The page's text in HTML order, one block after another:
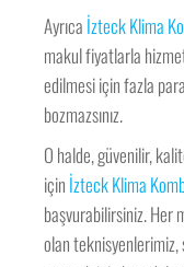
Ayrıca İzteck Klima
makul fiyatlarla
edilmesi için fazla
bozmazsınız.
O halde, güvenilir,
için İzteck Klima
başvurabilirsiniz. Her
olan teknisyenlerimiz,